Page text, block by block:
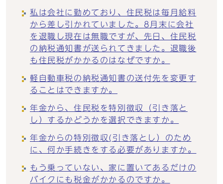
私は会社に勤めており、住民税は毎月給料
から差し引かれていました。8月末に会社
を退職し現在は無職ですが、先日、住民税
の納税通知書が送られてきました。退職後
も住民税がかかるのはなぜですか。
軽自動車税の納税通知書の送付先を変更す
ることはできますか。
年金から、住民税を特別徴収（引き落と
し）するかどうかを選択できますか。
年金からの特別徴収(引き落とし）のため
に、何か手続きをする必要がありますか。
もう乗っていない、家に置いてあるだけの
バイクにも税金がかかるのですか。